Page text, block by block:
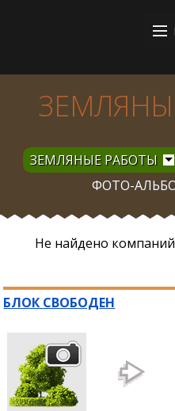
ЗЕМЛЯНЫЕ РАБОТЫ
ФОТО-
Не найдено
БЛОК СВОБОДЕН